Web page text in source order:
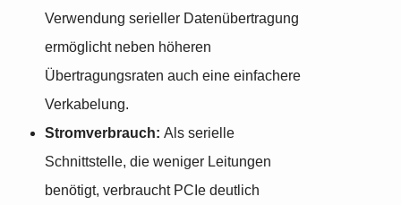
Verwendung serieller Datenübertragung
ermöglicht neben höheren
Übertragungsraten auch eine einfachere
Verkabelung.
Stromverbrauch: Als serielle
Schnittstelle, die weniger Leitungen
benötigt, verbraucht PCIe deutlich